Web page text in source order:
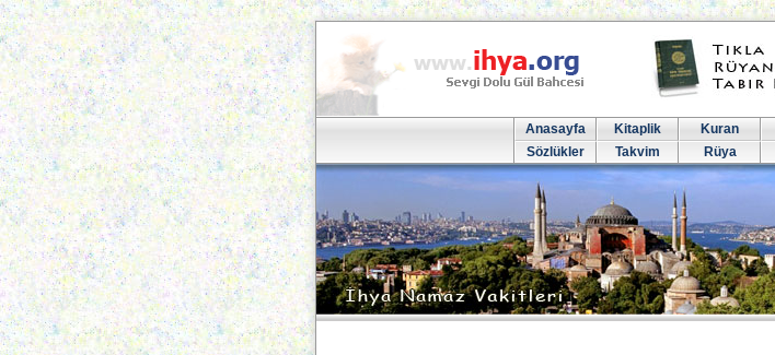
Anasayfa Kitaplik Kuran
Sözlükler
Takvim Rüya